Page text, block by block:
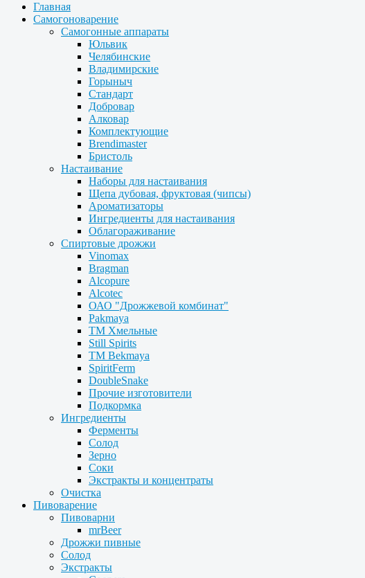
Главная
Самогоноварение
Самогонные аппараты
Юльвик
Челябинские
Владимирские
Горыныч
Стандарт
Добровар
Алковар
Комплектующие
Brendimaster
Бристоль
Настаивание
Наборы для настаивания
Щепа дубовая, фруктовая (чипсы)
Ароматизаторы
Ингредиенты для настаивания
Облагораживание
Спиртовые дрожжи
Vinomax
Bragman
Alcopure
Alcotec
ОАО "Дрожжевой комбинат"
Pakmaya
ТМ Хмельные
Still Spirits
ТМ Bekmaya
SpiritFerm
DoubleSnake
Прочие изготовители
Подкормка
Ингредиенты
Ферменты
Солод
Зерно
Соки
Экстракты и концентраты
Очистка
Пивоварение
Пивоварни
mrBeer
Дрожжи пивные
Солод
Экстракты